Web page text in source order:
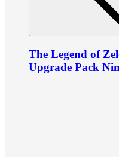
The Legend of
Upgrade Pack